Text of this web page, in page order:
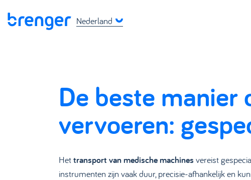
Nederland
De beste manier
vervoeren:
Hettransport van medische machines vereist
instrumenten zijn vaak duur, precisie-afhankelijk en